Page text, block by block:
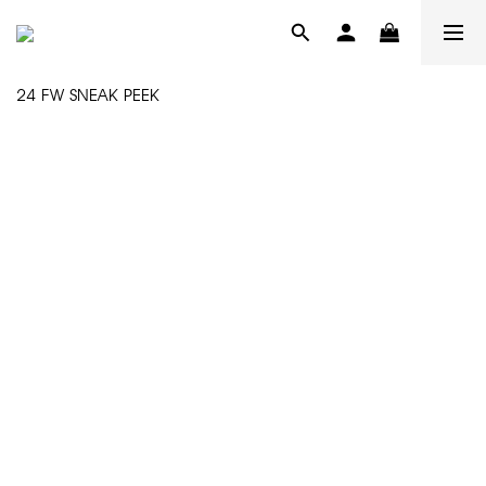
24 FW SNEAK PEEK